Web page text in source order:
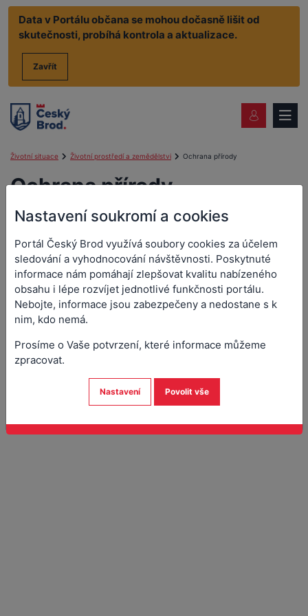
Data v Portálu občana se mohou dočasně lišit od
skutečnosti, probíhá kontrola a aktualizace.
Zavřít
Životní situace Životní prostředí a zemědělstvi Ochrana přírody
Ochrana přírody
Stanovisko k zásahu do významného
krajinného prvku
Stanovisko k zásahu do krajinného rázu
Nastavení soukromí a cookies
Portál Český Brod využívá soubory cookies za účelem
sledování a vyhodnocování návštěvnosti. Poskytnuté
informace nám pomáhají zlepšovat kvalitu nabízeného
obsahu i lépe rozvíjet jednotlivé funkčnosti portálu.
Nebojte, informace jsou zabezpečeny a nedostane s k
nim, kdo nemá.
Prosíme o Vaše potvrzení, které informace můžeme
zpracovat.
Nastavení Povolit vše